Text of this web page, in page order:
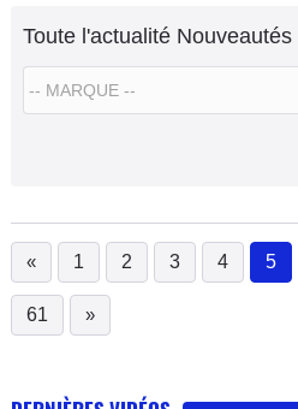
Toute l'actualité
« 1 2 3 4 5
61 »